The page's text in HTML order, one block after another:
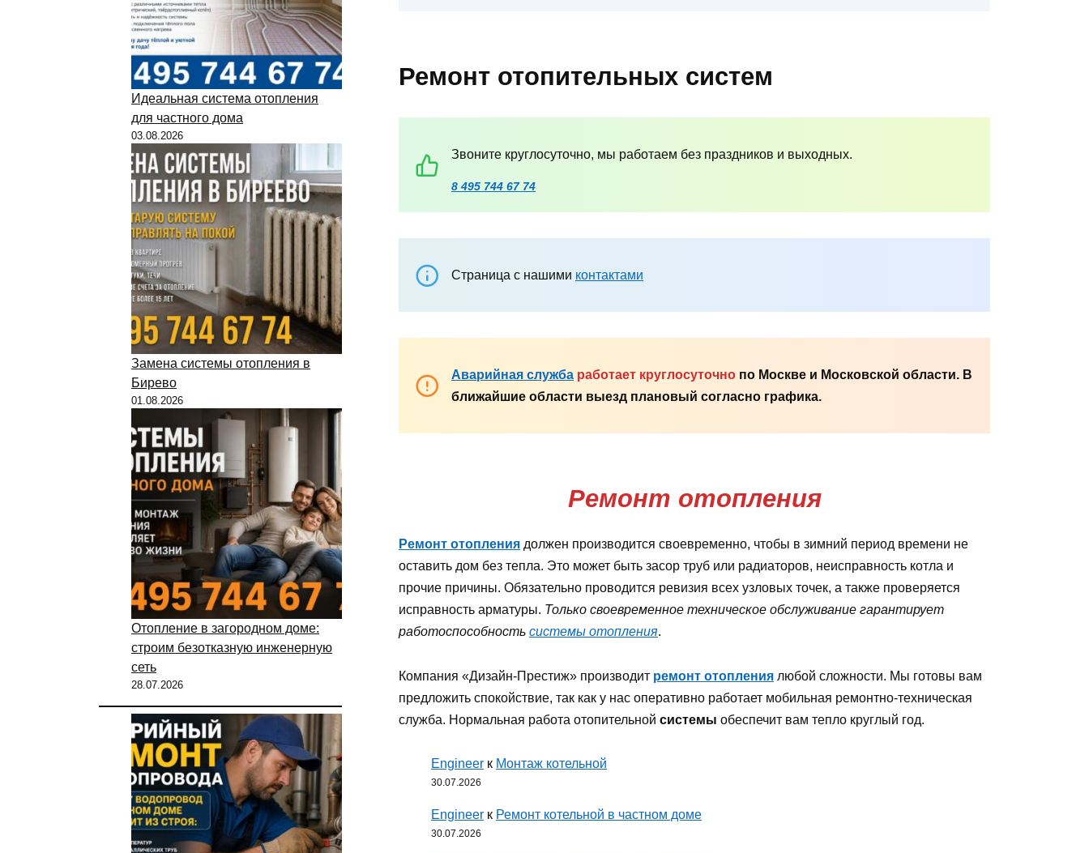
Ремонт отопительных систем
Звоните круглосуточно, мы работаем без праздников и выходных.
8 495 744 67 74
Страница с нашими контактами
Аварийная служба работает круглосуточно по Москве и Московской области. В
ближайшие области выезд плановый согласно графика.
Ремонт отопления
Ремонт отопления должен производится своевременно, чтобы в зимний период времени не
оставить дом без тепла. Это может быть засор труб или радиаторов, неисправность котла и
прочие причины. Обязательно проводится ревизия всех узловых точек, а также проверяется
исправность арматуры. Только своевременное техническое обслуживание гарантирует
работоспособность системы отопления.
Компания «Дизайн-Престиж» производит ремонт отопления любой сложности. Мы готовы вам
предложить спокойствие, так как у нас оперативно работает мобильная ремонтно-техническая
служба. Нормальная работа отопительной системы обеспечит вам тепло круглый год.
Engineer к Монтаж котельной
30.07.2026
Engineer к Ремонт котельной в частном доме
30.07.2026
Идеальная система отопления
для частного дома
03.08.2026
Замена системы отопления в
Бирево
01.08.2026
Отопление в загородном доме:
строим безотказную инженерную
сеть
28.07.2026